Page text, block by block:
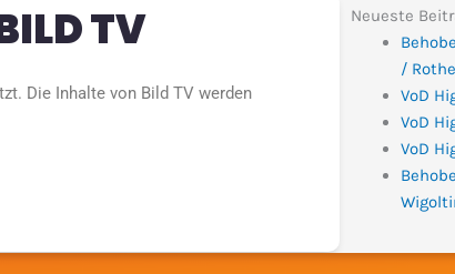
TV
Die Inhalte von Bild TV werden
Neueste
/
VoD
VoD
VoD